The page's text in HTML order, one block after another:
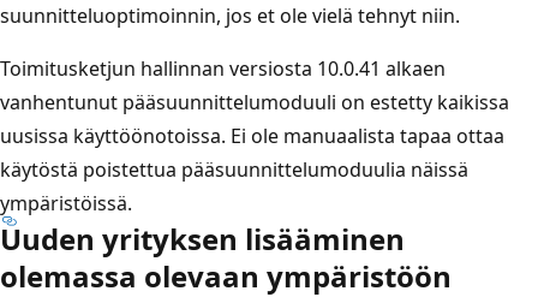
suunnitteluoptimoinnin, jos et ole vielä tehnyt niin.
Toimitusketjun hallinnan versiosta 10.0.41 alkaen
vanhentunut pääsuunnittelumoduuli on estetty kaikissa
uusissa käyttöönotoissa. Ei ole manuaalista tapaa ottaa
käytöstä poistettua pääsuunnittelumoduulia näissä
ympäristöissä.
Uuden yrityksen lisääminen
olemassa olevaan ympäristöön